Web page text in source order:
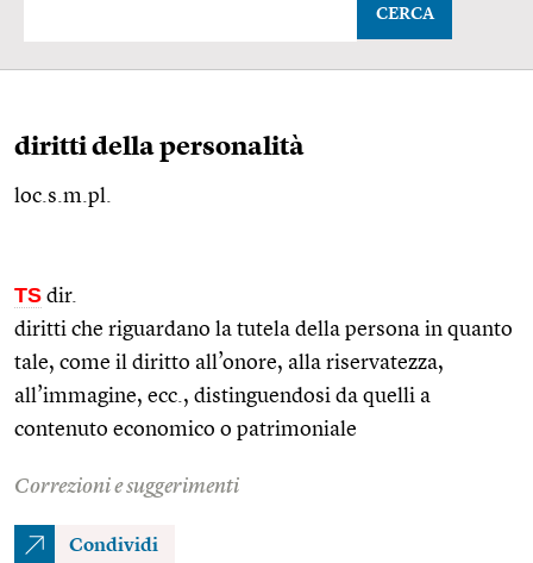
CERCA
diritti della personalità
loc.s.m.pl.
TS dir.
diritti che riguardano la tutela della persona in quanto
tale, come il diritto all’onore, alla riservatezza,
all’immagine, ecc. , distinguendosi da quelli a
contenuto economico o patrimoniale
Correzioni e suggerimenti
Condividi